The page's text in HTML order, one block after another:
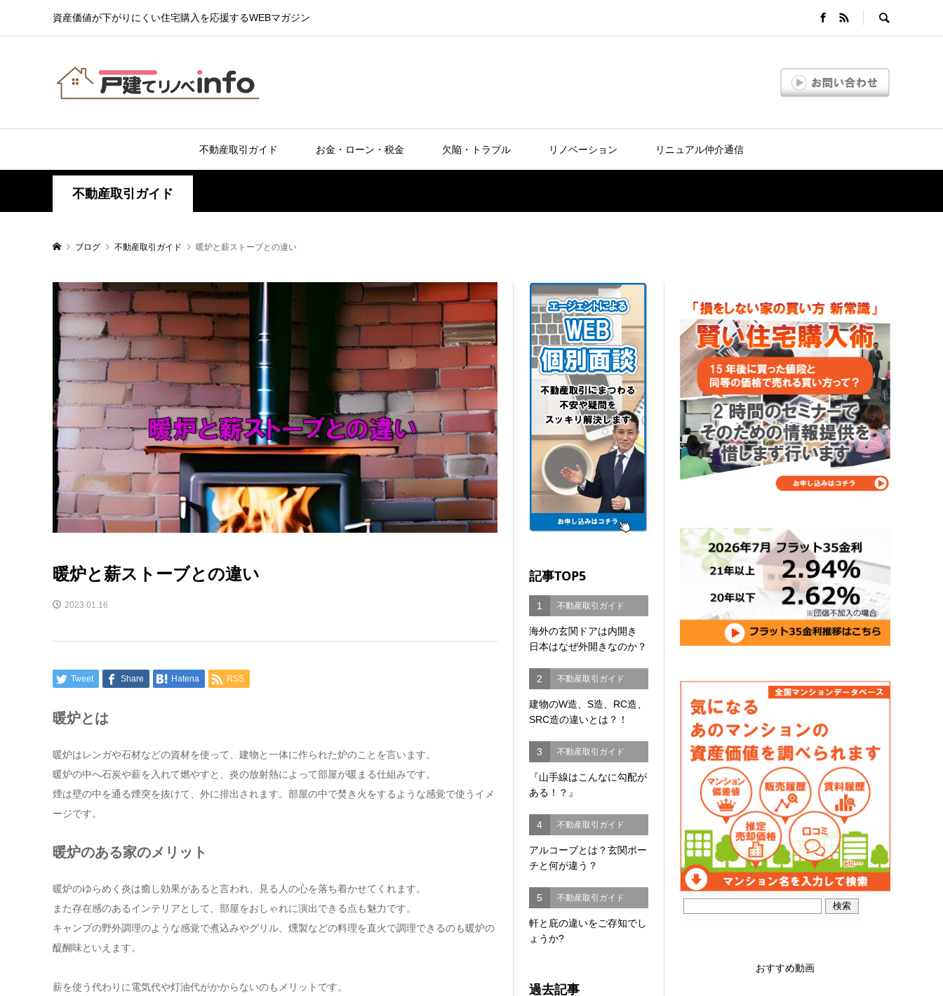
資産価値が下がりにくい住宅購入を応援するWEBマガジン
不動産取引ガイド お金・ローン・税金 欠陥・トラブル リノベーション リニュアル仲介通信
不動産取引ガイド
ブログ 不動産取引ガイド 暖炉と薪ストーブとの違い
暖炉と薪ストーブとの違い
2023.01.16
Tweet Share Hatena RSS
暖炉とは
暖炉はレンガや石材などの資材を使って、建物と一体に作られた炉のことを言います。
暖炉の中へ石炭や薪を入れて燃やすと、炎の放射熱によって部屋が暖まる仕組みです。
煙は壁の中を通る煙突を抜けて、外に排出されます。部屋の中で焚き火をするような感覚で使うイメ
ージです。
暖炉のある家のメリット
暖炉のゆらめく炎は癒し効果があると言われ、見る人の心を落ち着かせてくれます。
また存在感のあるインテリアとして、部屋をおしゃれに演出できる点も魅力です。
キャンプの野外調理のような感覚で煮込みやグリル、燻製などの料理を直火で調理できるのも暖炉の
醍醐味といえます。
薪を使う代わりに電気代や灯油代がかからないのもメリットです。
記事TOP5
1 不動産取引ガイド
海外の玄関ドアは内開き
日本はなぜ外開きなのか？
2 不動産取引ガイド
建物のW造、S造、RC造、
SRC造の違いとは？！
3 不動産取引ガイド
『山手線はこんなに勾配が
ある！？』
4 不動産取引ガイド
アルコーブとは？玄関ポー
チと何が違う？
5 不動産取引ガイド
軒と庇の違いをご存知でし
ょうか?
過去記事
おすすめ動画